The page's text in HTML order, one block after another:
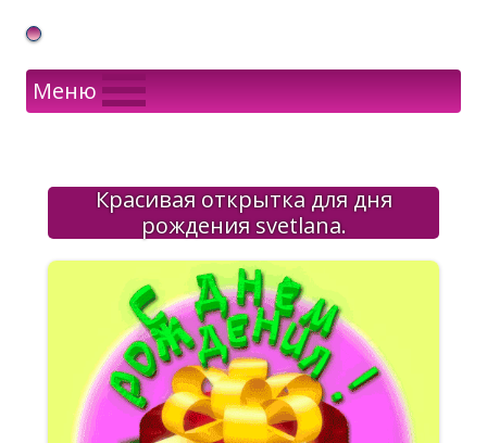
Gif Открытки в подарок
Меню
Красивая открытка для дня
рождения svetlana.